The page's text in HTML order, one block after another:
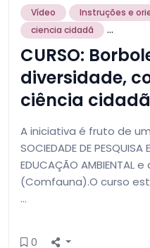
Vídeo Instruções e
ciencia cidadã
...
CURSO:
diversidade,
ciência cidadã
A iniciativa é fruto de
SOCIEDADE DE PESQUISA
EDUCAÇÃO AMBIENTAL
(Comfauna).O curso
…
0